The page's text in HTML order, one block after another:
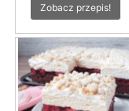
Zobacz przepis!